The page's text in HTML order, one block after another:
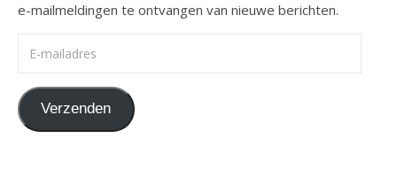
e-mailmeldingen te ontvangen van nieuwe berichten.
Verzenden